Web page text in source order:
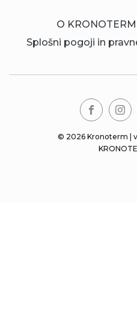
O
Splošni pogoji in
© 2026 Kronoterm |